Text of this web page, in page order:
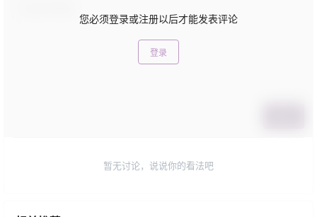
您必须登录或注册以后才能发表评论
登录
暂无讨论，说说你的看法吧